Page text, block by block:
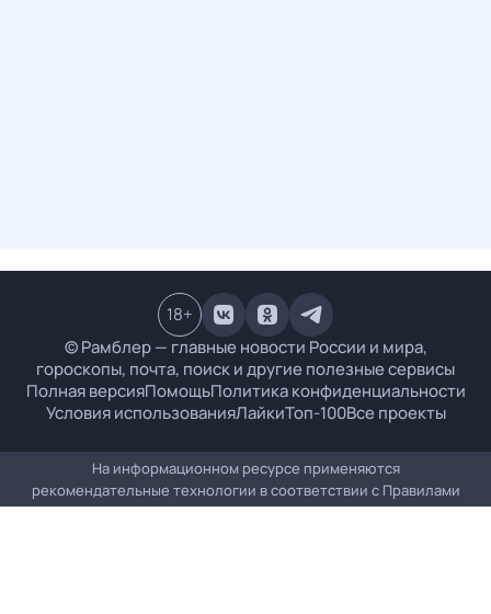
© Рамблер — главные новости России и мира,
гороскопы, почта, поиск и другие полезные сервисы
Полная версияПомощьПолитика конфиденциальности
Условия использованияЛайкиТоп-100Все проекты
18+
На информационном ресурсе применяются
рекомендательные технологии в соответствии с Правилами